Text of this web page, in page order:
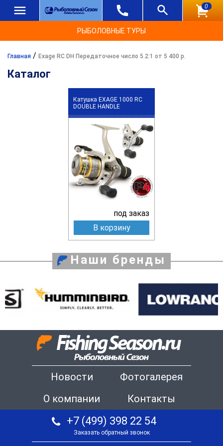
0
РЫБОЛОВНЫЕ ТУРЫ
Главная / Exage RC DH Передаточное число 5.2:1 от 5 400 р.
Каталог
Катушка EXAGE 1000 RC
DOUBLE HANDLE
под заказ
В корзину
Наши бренды
Новости
Фотогалерея
О компании
Контакты
+7 (499) 398 22 54
Заказать обратный звонок